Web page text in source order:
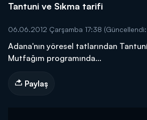
Tantuni ve Sıkma tarifi
06.06.2012 Çarşamba 17:38
Adana'nın yöresel tatlarından
Mutfağım programında...
Paylaş